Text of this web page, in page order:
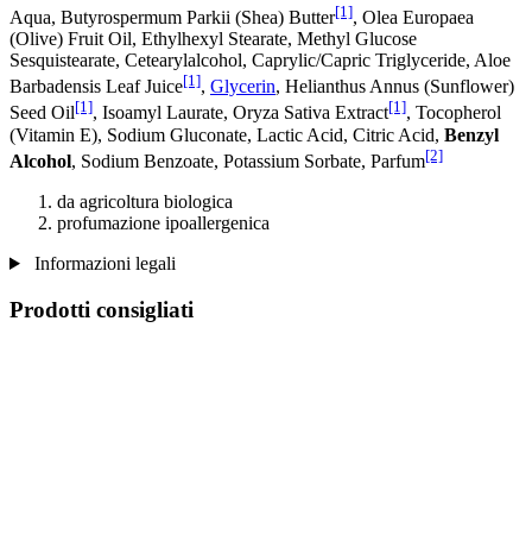
Aqua, Butyrospermum Parkii (Shea) Butter[1], Olea Europaea
(Olive) Fruit Oil, Ethylhexyl Stearate, Methyl Glucose
Sesquistearate, Cetearylalcohol, Caprylic/Capric Triglyceride, Aloe
Barbadensis Leaf Juice[1], Glycerin, Helianthus Annus (Sunflower)
Seed Oil[1], Isoamyl Laurate, Oryza Sativa Extract[1], Tocopherol
(Vitamin E), Sodium Gluconate, Lactic Acid, Citric Acid, Benzyl
Alcohol, Sodium Benzoate, Potassium Sorbate, Parfum[2]
da agricoltura biologica
profumazione ipoallergenica
Informazioni legali
Prodotti consigliati